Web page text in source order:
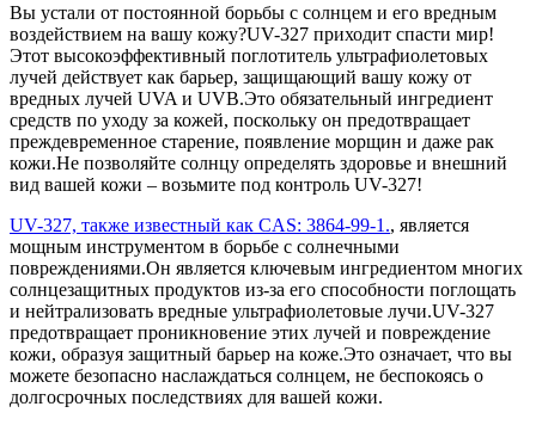
Вы устали от постоянной борьбы с солнцем и его вредным
воздействием на вашу кожу?UV-327 приходит спасти мир!
Этот высокоэффективный поглотитель ультрафиолетовых
лучей действует как барьер, защищающий вашу кожу от
вредных лучей UVA и UVB.Это обязательный ингредиент
средств по уходу за кожей, поскольку он предотвращает
преждевременное старение, появление морщин и даже рак
кожи.Не позволяйте солнцу определять здоровье и внешний
вид вашей кожи – возьмите под контроль UV-327!
UV-327, также известный как CAS: 3864-99-1., является
мощным инструментом в борьбе с солнечными
повреждениями.Он является ключевым ингредиентом многих
солнцезащитных продуктов из-за его способности поглощать
и нейтрализовать вредные ультрафиолетовые лучи.UV-327
предотвращает проникновение этих лучей и повреждение
кожи, образуя защитный барьер на коже.Это означает, что вы
можете безопасно наслаждаться солнцем, не беспокоясь о
долгосрочных последствиях для вашей кожи.